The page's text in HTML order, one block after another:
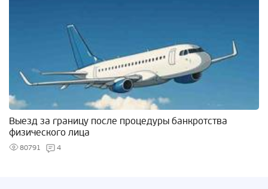
Выезд за границу после процедуры банкротства
физического лица
80791 4